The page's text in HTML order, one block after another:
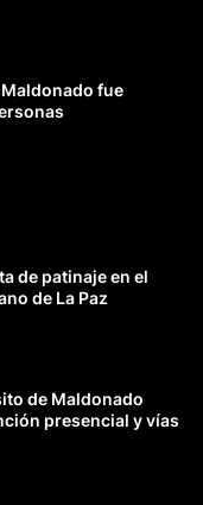
fue
de patinaje en el
de La Paz
de Maldonado
presencial y vías